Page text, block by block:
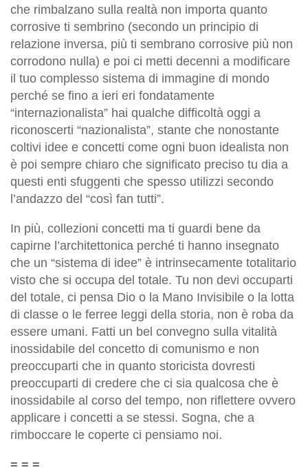
che rimbalzano sulla realtà non importa quanto
corrosive ti sembrino (secondo un principio di
relazione inversa, più ti sembrano corrosive più non
corrodono nulla) e poi ci metti decenni a modificare
il tuo complesso sistema di immagine di mondo
perché se fino a ieri eri fondatamente
“internazionalista” hai qualche difficoltà oggi a
riconoscerti “nazionalista”, stante che nonostante
coltivi idee e concetti come ogni buon idealista non
è poi sempre chiaro che significato preciso tu dia a
questi enti sfuggenti che spesso utilizzi secondo
l’andazzo del “così fan tutti”.
In più, collezioni concetti ma ti guardi bene da
capirne l’architettonica perché ti hanno insegnato
che un “sistema di idee” è intrinsecamente totalitario
visto che si occupa del totale. Tu non devi occuparti
del totale, ci pensa Dio o la Mano Invisibile o la lotta
di classe o le ferree leggi della storia, non è roba da
essere umani. Fatti un bel convegno sulla vitalità
inossidabile del concetto di comunismo e non
preoccuparti che in quanto storicista dovresti
preoccuparti di credere che ci sia qualcosa che è
inossidabile al corso del tempo, non riflettere ovvero
applicare i concetti a se stessi. Sogna, che a
rimboccare le coperte ci pensiamo noi.
= = =